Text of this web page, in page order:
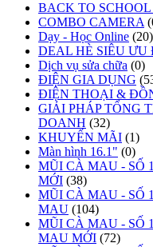
BACK TO SCHOOL
COMBO CAMERA
Dạy - Học Online (20)
DEAL HÈ SIÊU
Dịch vụ sửa chữa (0)
ĐIỆN GIA DỤNG
ĐIỆN THOẠI &
GIẢI PHÁP TỔNG
DOANH (32)
KHUYẾN MÃI (1)
Màn hình 16.1" (0)
MŨI CÀ MAU - SỐ
MỚI (38)
MŨI CÀ MAU - SỐ
MAU (104)
MŨI CÀ MAU - SỐ
MAU MỚI (72)